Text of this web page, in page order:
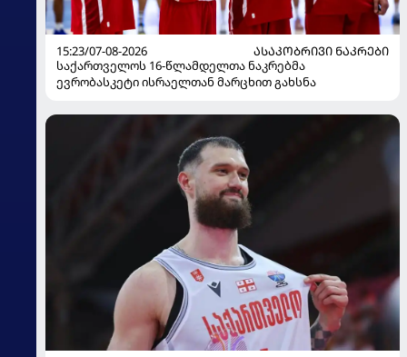
15:23/07-08-2026
ᲐᲡᲐᲙᲝᲑᲠᲘᲕᲘ ᲜᲐᲙᲠᲔᲑᲘ
საქართველოს 16-წლამდელთა ნაკრებმა
ევრობასკეტი ისრაელთან მარცხით გახსნა